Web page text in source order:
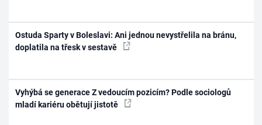
Ostuda Sparty v Boleslavi: Ani jednou nevystřelila na bránu,
doplatila na třesk v sestavě
Vyhýbá se generace Z vedoucím pozicím? Podle sociologů
mladí kariéru obětují jistotě